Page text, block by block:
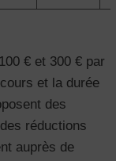
€ et 300 € par
et la durée
des
réductions
auprès de